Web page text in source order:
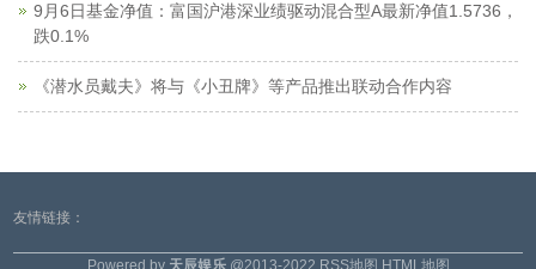
9月6日基金净值：富国沪港深业绩驱动混合型A最新净值1.5736，
跌0.1%
《潜水员戴夫》将与《小丑牌》等产品推出联动合作内容
友情链接：
Powered by 天辰娱乐@2013-2022 RSS地图 HTML地图